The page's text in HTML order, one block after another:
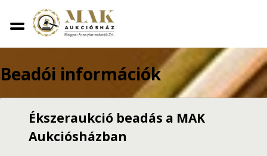
Beadói információk
Ékszeraukció beadás a MAK
Aukciósházban